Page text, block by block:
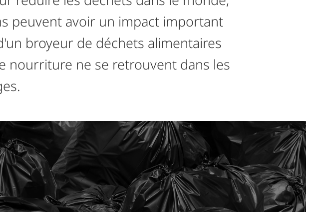
peuvent avoir un impact important
broyeur de déchets alimentaires
nourriture ne se retrouvent dans les